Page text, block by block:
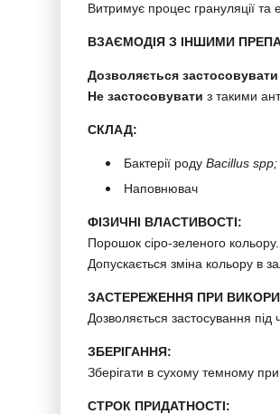
Витримує процес грануляції та
ВЗАЄМОДІЯ З ІНШИМИ
Дозволяється застосовувати
Не застосовувати з такими
СКЛАД:
Бактерії роду Bacillus spp;
Наповнювач
ФІЗИЧНІ ВЛАСТИВОСТІ:
Порошок сіро-зеленого кольору.
Допускається зміна кольору в
ЗАСТЕРЕЖЕННЯ ПРИ
Дозволяється застосування під
ЗБЕРІГАННЯ:
Зберігати в сухому темному
СТРОК ПРИДАТНОСТІ: